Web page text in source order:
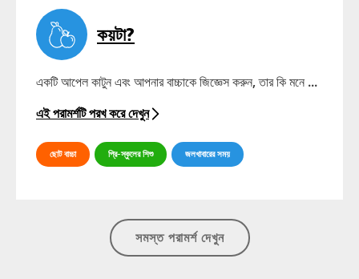
কয়টা?
একটি আপেল কাটুন এবং আপনার বাচ্চাকে জিজ্ঞেস করুন, তার কি মনে ...
এই পরামর্শটি পরখ করে দেখুন
ছোট বাচ্চা প্রি-স্কুলের শিশু জলখাবারের সময়
সমস্ত পরামর্শ দেখুন